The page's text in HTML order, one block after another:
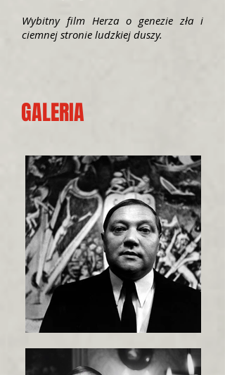
Wybitny film Herza o genezie zła i
ciemnej stronie ludzkiej duszy.
GALERIA